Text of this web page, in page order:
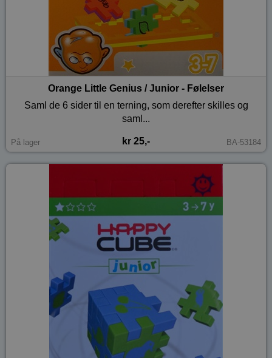
Orange Little Genius / Junior - Følelser
Saml de 6 sider til en terning, som derefter skilles og
saml...
På lager kr 25,- BA-53184